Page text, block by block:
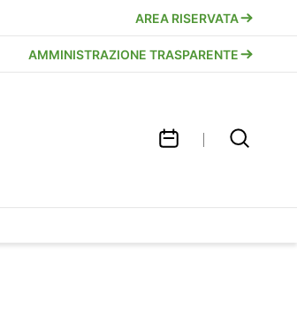
AREA RISERVATA
AMMINISTRAZIONE TRASPARENTE